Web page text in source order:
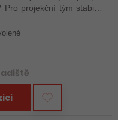
projekční tým stabilní